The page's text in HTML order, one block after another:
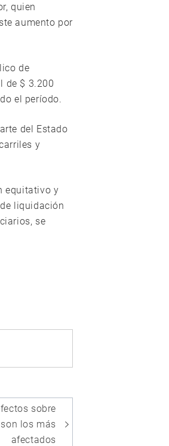
quien
aumento por
de
de $ 3.200
el período.
del Estado
y
equitativo y
liquidación
se
sobre
los más
afectados